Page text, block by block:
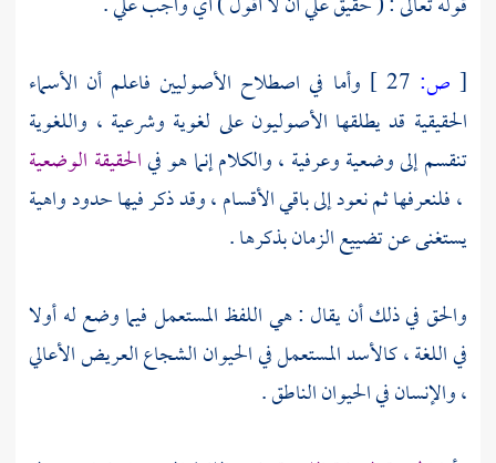
[ ص:
وأما في اصطلاح الأصوليين فاعلم أن الأسماء
الحقيقية قد يطلقها الأصوليون على لغوية وشرعية ، واللغوية
تنقسم إلى وضعية وعرفية ، والكلام إنما هو فيالحقيقة الوضعية
، فلنعرفها ثم نعود إلى باقي الأقسام ، وقد ذكر فيها حدود واهية
يستغنى عن تضييع الزمان بذكرها .
والحق في ذلك أن يقال : هي اللفظ المستعمل فيما وضع له أولا
في اللغة ، كالأسد المستعمل في الحيوان الشجاع العريض الأعالي
، والإنسان في الحيوان الناطق .